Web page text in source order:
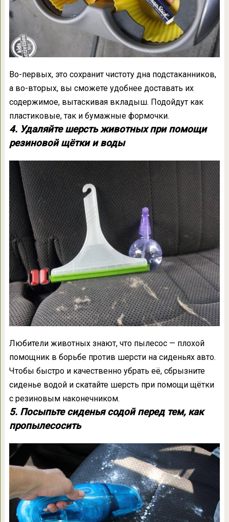
Во-первых, это сохранит чистоту дна подстаканников,
а во-вторых, вы сможете удобнее доставать их
содержимое, вытаскивая вкладыш. Подойдут как
пластиковые, так и бумажные формочки.
4. Удаляйте шерсть животных при помощи
резиновой щётки и воды
Любители животных знают, что пылесос — плохой
помощник в борьбе против шерсти на сиденьях авто.
Чтобы быстро и качественно убрать её, сбрызните
сиденье водой и скатайте шерсть при помощи щётки
с резиновым наконечником.
5. Посыпьте сиденья содой перед тем, как
пропылесосить